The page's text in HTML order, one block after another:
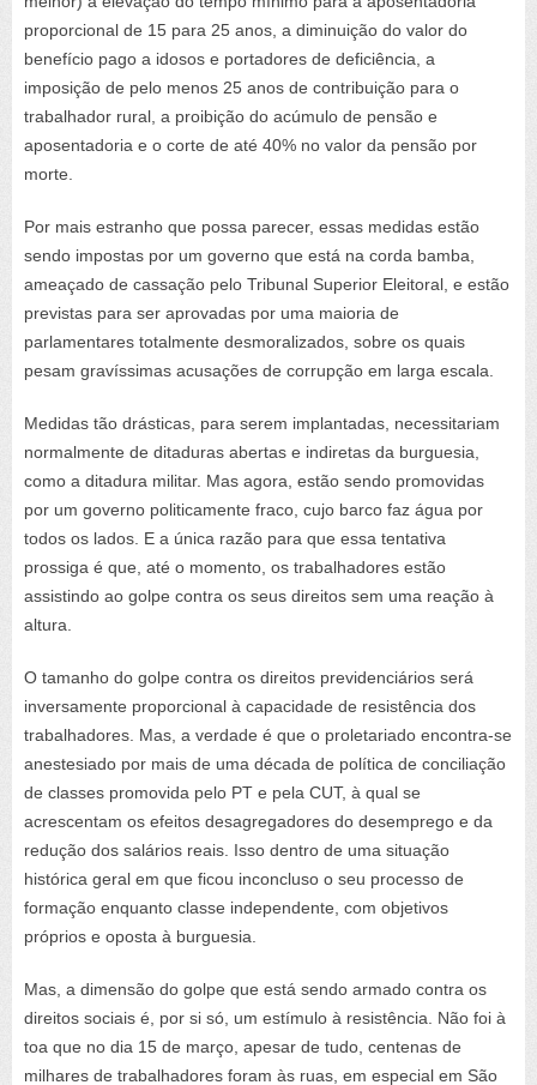
proporcional de 15 para 25 anos, a diminuição do valor do
benefício pago a idosos e portadores de deficiência, a
imposição de pelo menos 25 anos de contribuição para o
trabalhador rural, a proibição do acúmulo de pensão e
aposentadoria e o corte de até 40% no valor da pensão por
morte.
Por mais estranho que possa parecer, essas medidas estão
sendo impostas por um governo que está na corda bamba,
ameaçado de cassação pelo Tribunal Superior Eleitoral, e estão
previstas para ser aprovadas por uma maioria de
parlamentares totalmente desmoralizados, sobre os quais
pesam gravíssimas acusações de corrupção em larga escala.
Medidas tão drásticas, para serem implantadas, necessitariam
normalmente de ditaduras abertas e indiretas da burguesia,
como a ditadura militar. Mas agora, estão sendo promovidas
por um governo politicamente fraco, cujo barco faz água por
todos os lados. E a única razão para que essa tentativa
prossiga é que, até o momento, os trabalhadores estão
assistindo ao golpe contra os seus direitos sem uma reação à
altura.
O tamanho do golpe contra os direitos previdenciários será
inversamente proporcional à capacidade de resistência dos
trabalhadores. Mas, a verdade é que o proletariado encontra-se
anestesiado por mais de uma década de política de conciliação
de classes promovida pelo PT e pela CUT, à qual se
acrescentam os efeitos desagregadores do desemprego e da
redução dos salários reais. Isso dentro de uma situação
histórica geral em que ficou inconcluso o seu processo de
formação enquanto classe independente, com objetivos
próprios e oposta à burguesia.
Mas, a dimensão do golpe que está sendo armado contra os
direitos sociais é, por si só, um estímulo à resistência. Não foi à
toa que no dia 15 de março, apesar de tudo, centenas de
milhares de trabalhadores foram às ruas, em especial em São